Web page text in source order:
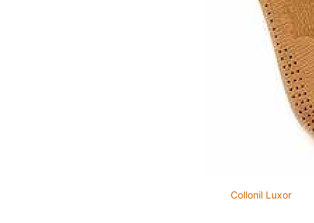
Collonil Luxor